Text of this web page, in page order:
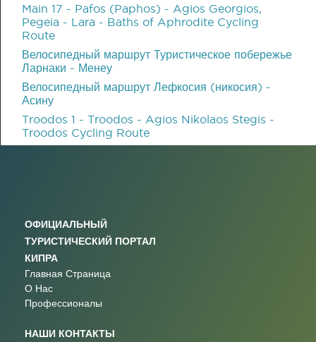
Main 17 - Pafos (Paphos) - Agios Georgios,
Pegeia - Lara - Baths of Aphrodite Cycling
Route
Велосипедный маршрут Туристическое побережье
Ларнаки - Менеу
Велосипедный маршрут Лефкосия (никосия) -
Асину
Troodos 1 - Troodos - Agios Nikolaos Stegis -
Troodos Cycling Route
ОФИЦИАЛЬНЫЙ
ТУРИСТИЧЕСКИЙ ПОРТАЛ
КИПРА
Главная Страница
О Нас
Профессионалы
НАШИ КОНТАКТЫ